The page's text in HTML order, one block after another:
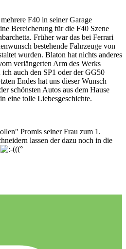
F40 in seiner Garage
Bereicherung für die F40 Szene
Früher war das bei Ferrari
bestehende Fahrzeuge von
wurden. Blaton hat nichts anderes
verlängerten Arm des Werks
auch den SP1 oder der GG50
Endes hat uns dieser Wunsch
schönsten Autos aus dem Hause
eine tolle Liebesgeschichte.
Promis seiner Frau zum 1.
lassen der dazu noch in die